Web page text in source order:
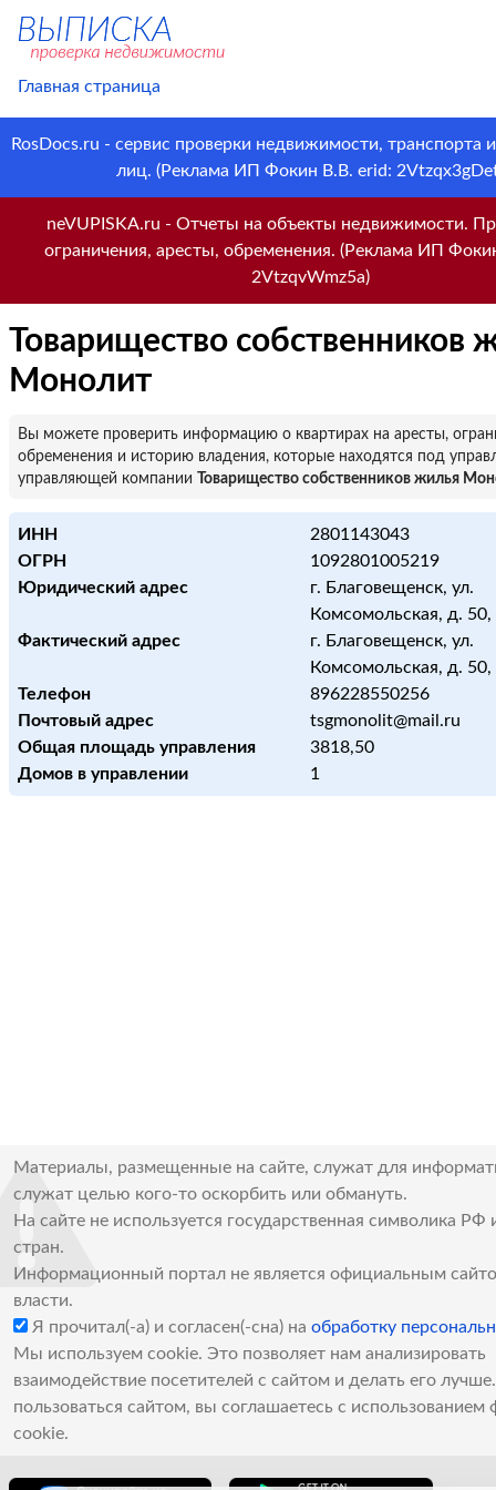
Главная страница
RosDocs.ru - сервис проверки недвижимости, транспорта
лиц. (Реклама ИП Фокин В.В. erid:
neVUPISKA.ru - Отчеты на объекты недвижимости.
ограничения, аресты, обременения. (Реклама ИП
2VtzqvWmz5a)
Товарищество собственников
Монолит
Вы можете проверить информацию о квартирах на аресты,
обременения и историю владения, которые находятся под
управляющей компании
Товарищество собственников жилья
ИНН
2801143043
ОГРН
1092801005219
Юридический адрес
г. Благовещенск, ул.
Комсомольская, д. 50,
Фактический адрес
г. Благовещенск, ул.
Комсомольская, д. 50,
Телефон
896228550256
Почтовый адрес
tsgmonolit@mail.ru
Общая площадь управления
3818,50
Домов в управлении
1
Материалы, размещенные на сайте, служат для
служат целью кого-то оскорбить или обмануть.
На сайте не используется государственная символика РФ
стран.
Информационный портал не является официальным
власти.
Я прочитал(-а) и согласен(-сна) на обработку
Мы используем cookie. Это позволяет нам анализировать
взаимодействие посетителей с сайтом и делать его
пользоваться сайтом, вы соглашаетесь с использованием
cookie.